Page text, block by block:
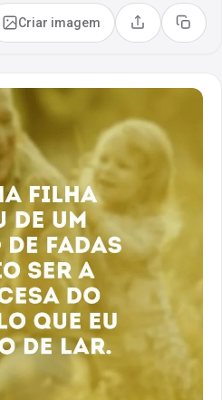
Criar imagem Compartilhar
Copiar